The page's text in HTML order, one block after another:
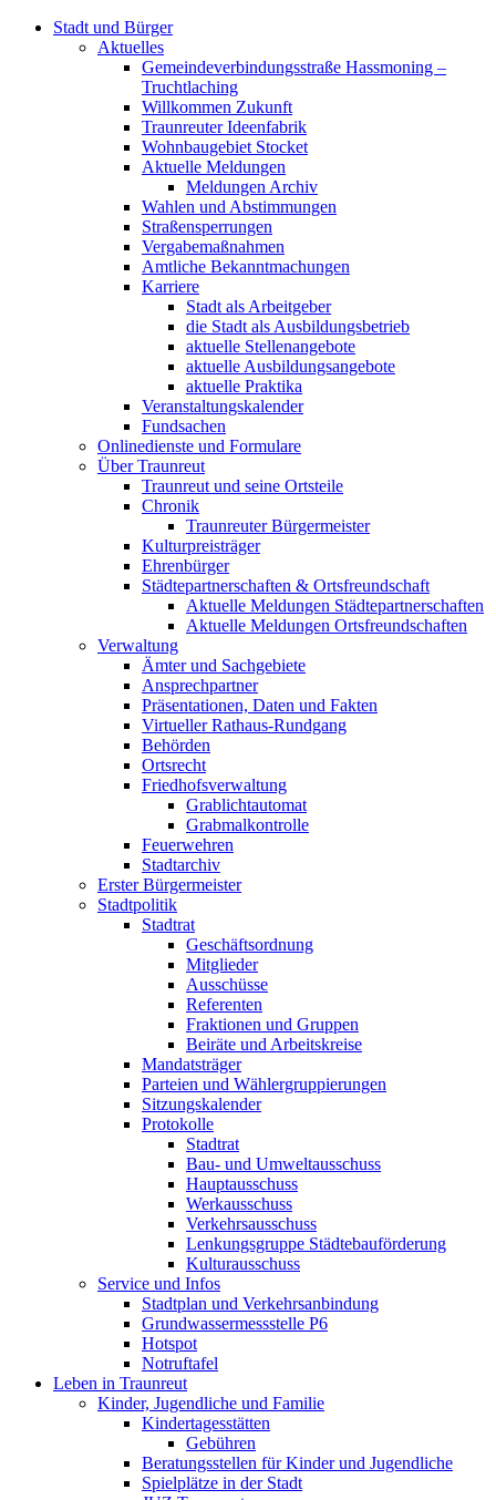
Stadt und Bürger
Aktuelles
Gemeindeverbindungsstraße Hassmoning –
Truchtlaching
Willkommen Zukunft
Traunreuter Ideenfabrik
Wohnbaugebiet Stocket
Aktuelle Meldungen
Meldungen Archiv
Wahlen und Abstimmungen
Straßensperrungen
Vergabemaßnahmen
Amtliche Bekanntmachungen
Karriere
Stadt als Arbeitgeber
die Stadt als Ausbildungsbetrieb
aktuelle Stellenangebote
aktuelle Ausbildungsangebote
aktuelle Praktika
Veranstaltungskalender
Fundsachen
Onlinedienste und Formulare
Über Traunreut
Traunreut und seine Ortsteile
Chronik
Traunreuter Bürgermeister
Kulturpreisträger
Ehrenbürger
Städtepartnerschaften & Ortsfreundschaft
Aktuelle Meldungen Städtepartnerschaften
Aktuelle Meldungen Ortsfreundschaften
Verwaltung
Ämter und Sachgebiete
Ansprechpartner
Präsentationen, Daten und Fakten
Virtueller Rathaus-Rundgang
Behörden
Ortsrecht
Friedhofsverwaltung
Grablichtautomat
Grabmalkontrolle
Feuerwehren
Stadtarchiv
Erster Bürgermeister
Stadtpolitik
Stadtrat
Geschäftsordnung
Mitglieder
Ausschüsse
Referenten
Fraktionen und Gruppen
Beiräte und Arbeitskreise
Mandatsträger
Parteien und Wählergruppierungen
Sitzungskalender
Protokolle
Stadtrat
Bau- und Umweltausschuss
Hauptausschuss
Werkausschuss
Verkehrsausschuss
Lenkungsgruppe Städtebauförderung
Kulturausschuss
Service und Infos
Stadtplan und Verkehrsanbindung
Grundwassermessstelle P6
Hotspot
Notruftafel
Leben in Traunreut
Kinder, Jugendliche und Familie
Kindertagesstätten
Gebühren
Beratungsstellen für Kinder und Jugendliche
Spielplätze in der Stadt